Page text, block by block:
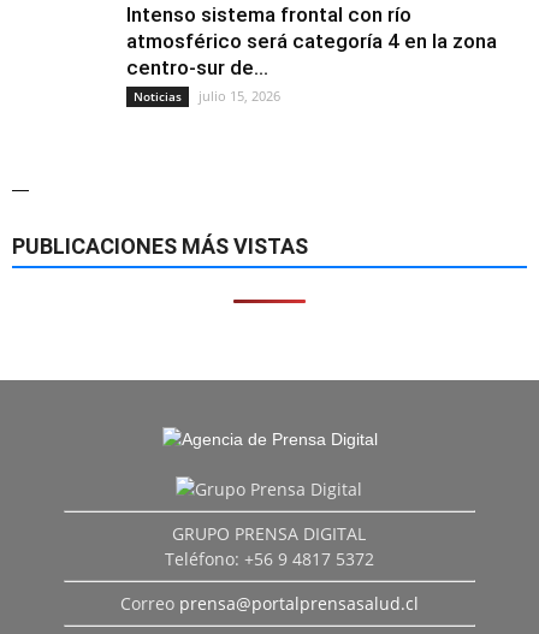
Intenso sistema frontal con río
atmosférico será categoría 4 en la zona
centro-sur de...
Noticias julio 15, 2026
—
PUBLICACIONES MÁS VISTAS
GRUPO PRENSA DIGITAL
Teléfono: +56 9 4817 5372
Correo prensa@portalprensasalud.cl